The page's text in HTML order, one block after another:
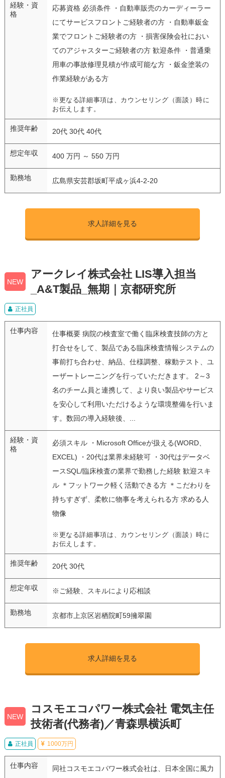
経験・資
格
応募資格 必須条件 ・自動車販売のカーディーラー
にてサービスフロントご経験者の方 ・自動車鈑金
業でフロントご経験者の方 ・損害保険会社におい
てのアジャスターご経験者の方 歓迎条件 ・普通乗
用車の事故修理見積が作成可能な方 ・鈑金塗装の
作業経験がある方
※更なる詳細事項は、カウンセリング（面談）時に
お伝えします。
推奨年齢 20代 30代 40代
想定年収 400 万円 ～ 550 万円
勤務地 広島県安芸郡坂町平成ヶ浜4-2-20
求人詳細を見る
NEW
アークレイ株式会社 LIS導入担当
_A&T製品_無期｜京都研究所
正社員
仕事内容
仕事概要 病院の検査室で働く臨床検査技師の方と
打合せをして、製品である臨床検査情報システムの
事前打ち合わせ、納品、仕様調整、稼動テスト、ユ
ーザートレーニングを行っていただきます。 2～3
名のチーム員と連携して、より良い製品やサービス
を安心して利用いただけるような環境整備を行いま
す。数回の導入経験後、...
経験・資
格
必須スキル ・Microsoft Officeが扱える(WORD、
EXCEL) ・20代は業界未経験可 ・30代はデータベ
ースSQL/臨床検査の業界で勤務した経験 歓迎スキ
ル ＊フットワーク軽く活動できる方 ＊こだわりを
持ちすぎず、柔軟に物事を考えられる方 求める人
物像
※更なる詳細事項は、カウンセリング（面談）時に
お伝えします。
推奨年齢 20代 30代
想定年収 ※ご経験、スキルにより応相談
勤務地 京都市上京区岩栖院町59擁翠園
求人詳細を見る
NEW
コスモエコパワー株式会社 電気主任
技術者(代務者)／青森県横浜町
正社員 1000万円
仕事内容
同社コスモエコパワー株式会社は、日本全国に風力